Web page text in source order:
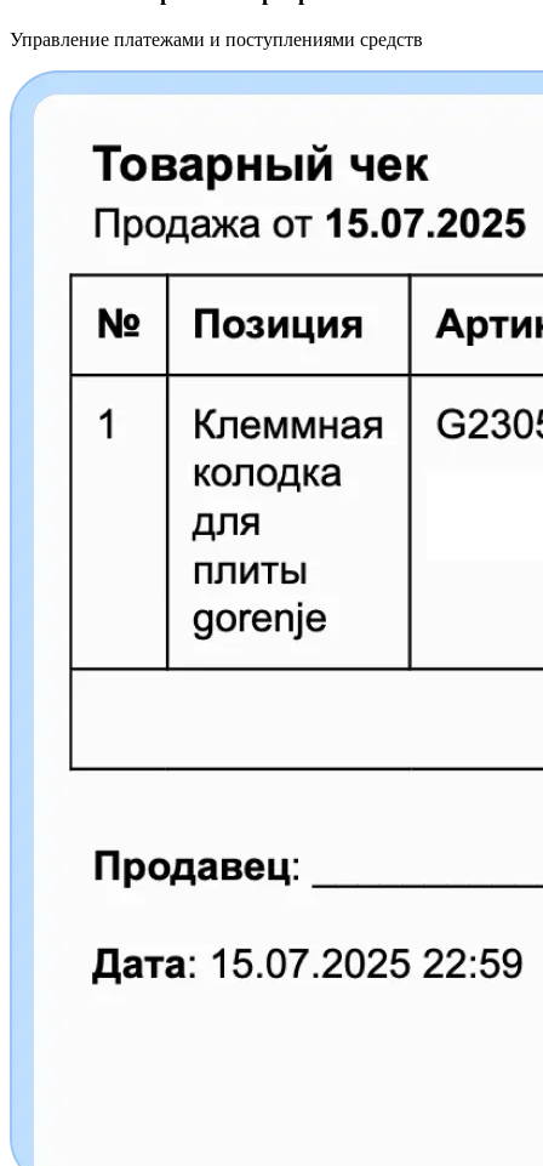
Управление платежами и поступлениями средств